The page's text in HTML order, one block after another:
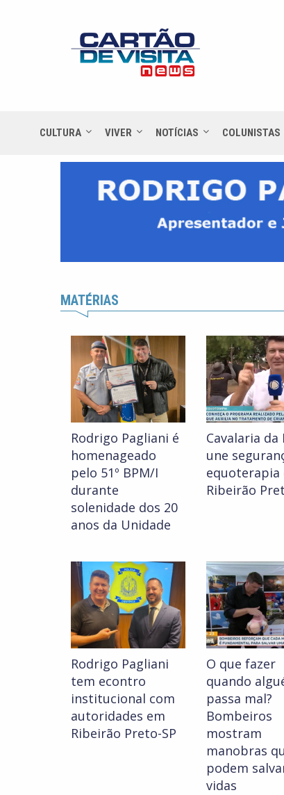
CULTURA VIVER NOTÍCIAS COLUNISTAS
MATÉRIAS
Rodrigo Pagliani é
homenageado
pelo 51º BPM/I
durante
solenidade dos 20
anos da Unidade
Cavalaria da
une
equoterapia
Ribeirão
Rodrigo Pagliani
tem econtro
institucional com
autoridades em
Ribeirão Preto-SP
O que fazer
quando
passa mal?
Bombeiros
mostram
manobras
podem
vidas